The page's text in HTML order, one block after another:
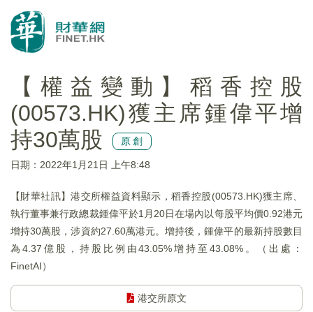
【權益變動】稻香控股
(00573.HK)獲主席鍾偉平增
持30萬股
原創
日期：2022年1月21日 上午8:48
【財華社訊】港交所權益資料顯示，稻香控股(00573.HK)獲主席、
執行董事兼行政總裁鍾偉平於1月20日在場內以每股平均價0.92港元
增持30萬股，涉資約27.60萬港元。增持後，鍾偉平的最新持股數目
為4.37億股，持股比例由43.05%增持至43.08%。（出處：
FinetAI）
港交所原文